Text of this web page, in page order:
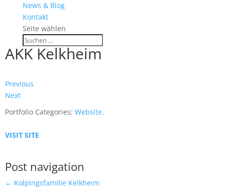
News & Blog
Kontakt
Seite wählen
AKK Kelkheim
Previous
Next
Portfolio Categories: Website.
VISIT SITE
Post navigation
← Kolpingsfamilie Kelkheim